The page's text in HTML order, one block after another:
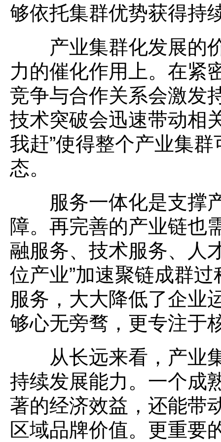
够依托集群优势获得持
产业集群化发展的价
力的催化作用上。在紧
竞争与合作关系会激发
技术突破会迅速带动相
我赶”使得整个产业集
态。
服务一体化是支撑产
障。再完善的产业链也
融服务、技术服务、人
位产业”加速聚链成群
服务，大大降低了企业
够心无旁骛，更专注于
从长远来看，产业集
持续发展能力。一个成
著的经济效益，还能带
区域品牌价值。更重要